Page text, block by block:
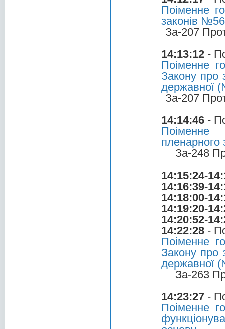
Поіменне
законів
За-207
14:13:12 -
Поіменне
Закону про
державної
За-207
14:14:46 -
Поіменне
пленарного
За-248
14:15:24-
14:16:39-
14:18:00-
14:19:20-
14:20:52-
14:22:28 -
Поіменне
Закону про
державної
За-263
14:23:27 -
Поіменне